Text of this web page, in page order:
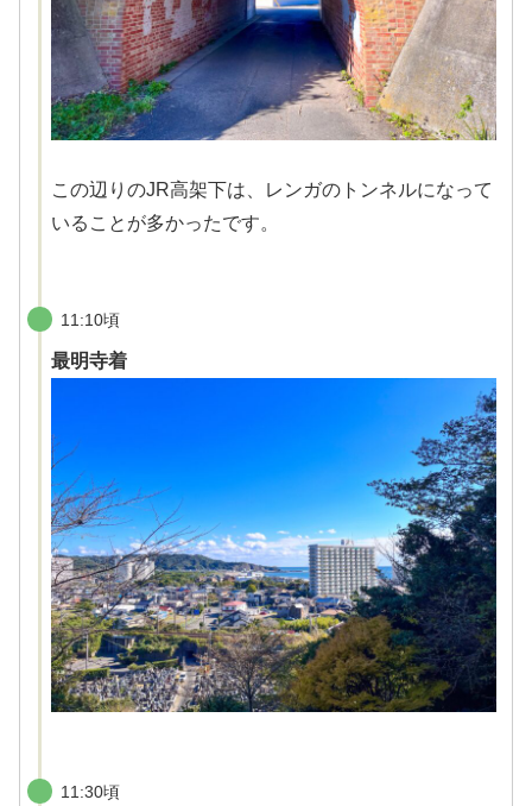
この辺りのJR高架下は、レンガのトンネルになって
いることが多かったです。
11:10頃
最明寺着
11:30頃